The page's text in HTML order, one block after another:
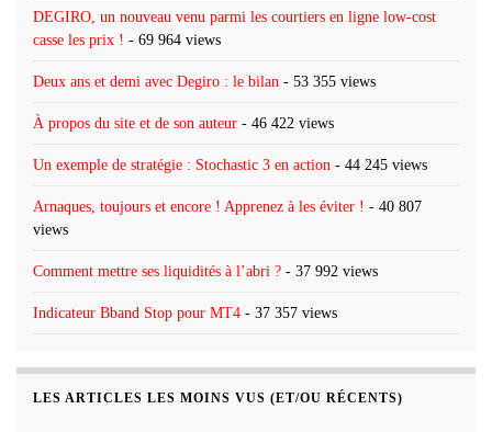
DEGIRO, un nouveau venu parmi les courtiers en ligne low-cost
casse les prix ! - 69 964 views
Deux ans et demi avec Degiro : le bilan - 53 355 views
À propos du site et de son auteur - 46 422 views
Un exemple de stratégie : Stochastic 3 en action - 44 245 views
Arnaques, toujours et encore ! Apprenez à les éviter ! - 40 807
views
Comment mettre ses liquidités à l’abri ? - 37 992 views
Indicateur Bband Stop pour MT4 - 37 357 views
LES ARTICLES LES MOINS VUS (ET/OU RÉCENTS)